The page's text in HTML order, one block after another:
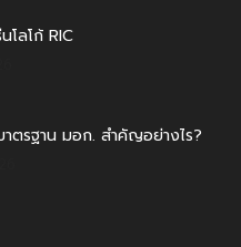
โลโก้ RIC
ตรฐาน มอก. สำคัญอย่างไร?